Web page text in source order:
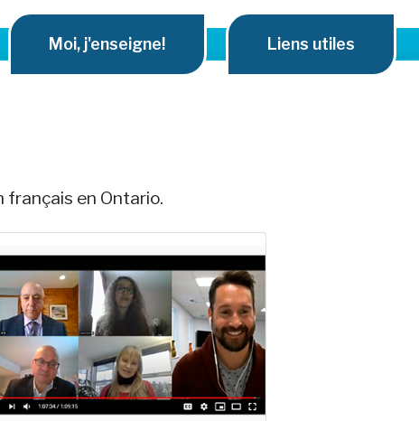
Moi, j'enseigne! Liens utiles
français en Ontario.